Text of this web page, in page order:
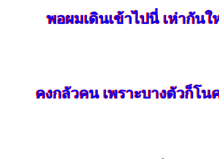
พอผมเดินเข้าไปนี่ เห่ากัน
คงกลัวคน เพราะบางตัวก็โน